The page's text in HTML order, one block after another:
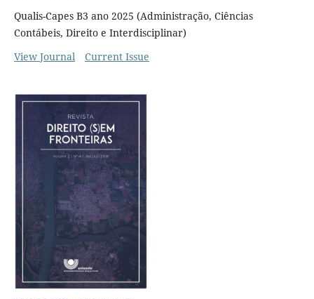
Qualis-Capes B3 ano 2025 (Administração, Ciências
Contábeis, Direito e Interdisciplinar)
View Journal
Current Issue